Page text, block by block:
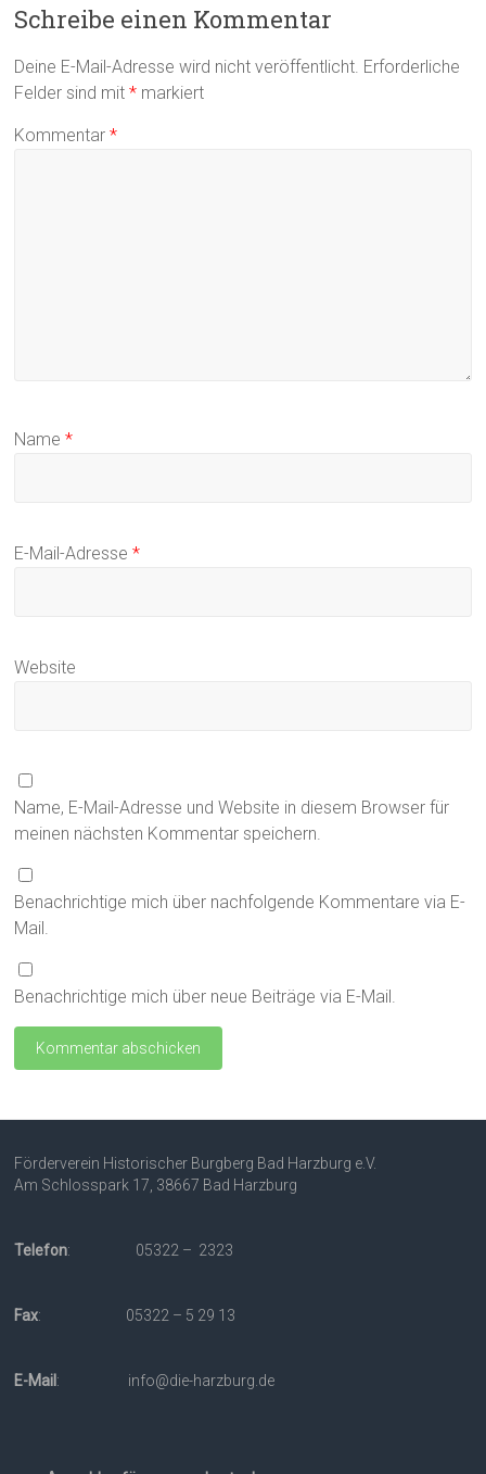
Schreibe einen Kommentar
Deine E-Mail-Adresse wird nicht veröffentlicht. Erforderliche
Felder sind mit* markiert
Kommentar*
Name*
E-Mail-Adresse*
Website
Name, E-Mail-Adresse und Website in diesem Browser für
meinen nächsten Kommentar speichern.
Benachrichtige mich über nachfolgende Kommentare via E-
Mail.
Benachrichtige mich über neue Beiträge via E-Mail.
Förderverein Historischer Burgberg Bad Harzburg e.V.
Am Schlosspark 17, 38667 Bad Harzburg
Telefon: 05322 – 2323
Fax: 05322 – 5 29 13
E-Mail: info@die-harzburg.de